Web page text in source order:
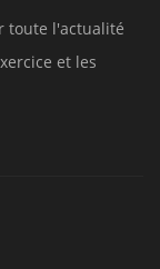
toute l'actualité
et les